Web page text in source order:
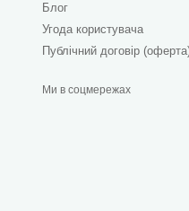
Блог
Угода користувача
Публічний договір
Ми в соцмережах